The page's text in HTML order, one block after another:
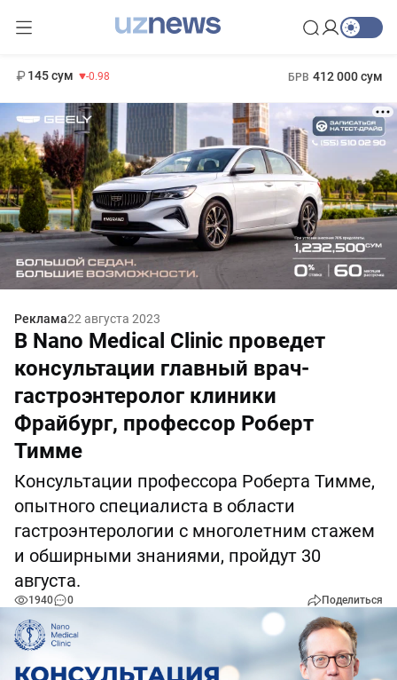
145 сум -0.98 БРВ 412 000 сум
Реклама22 августа 2023
В Nano Medical Clinic проведет
консультации главный врач-
гастроэнтеролог клиники
Фрайбург, профессор Роберт
Тимме
Консультации профессора Роберта Тимме,
опытного специалиста в области
гастроэнтерологии с многолетним стажем
и обширными знаниями, пройдут 30
августа.
1940 0 Поделиться